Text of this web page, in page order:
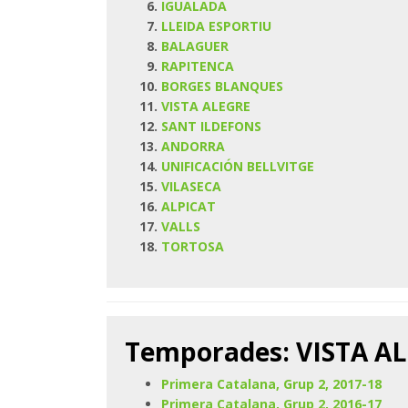
IGUALADA
LLEIDA ESPORTIU
BALAGUER
RAPITENCA
BORGES BLANQUES
VISTA ALEGRE
SANT ILDEFONS
ANDORRA
UNIFICACIÓN BELLVITGE
VILASECA
ALPICAT
VALLS
TORTOSA
Temporades: VISTA
Primera Catalana, Grup 2, 2017-18
Primera Catalana, Grup 2, 2016-17